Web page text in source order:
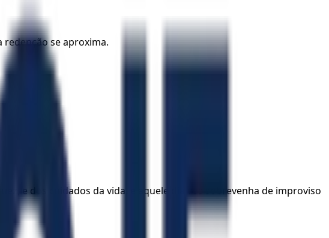
redenção se aproxima.
e dos cuidados da vida, e aquele dia vos sobrevenha de improviso